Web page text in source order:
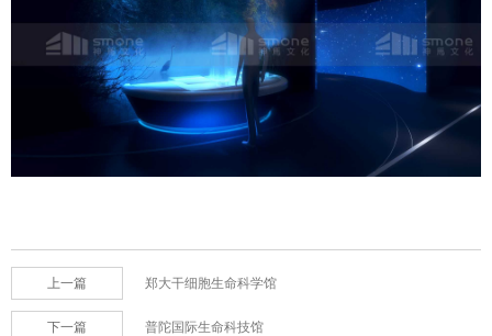
上一篇 郑大干细胞生命科学馆
下一篇 普陀国际生命科技馆